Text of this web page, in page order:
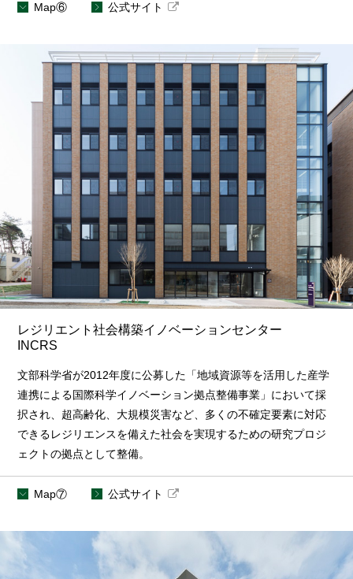
Map⑥ 公式サイト
レジリエント社会構築イノベーションセンター
INCRS
文部科学省が2012年度に公募した「地域資源等を活用した産学
連携による国際科学イノベーション拠点整備事業」において採
択され、超高齢化、大規模災害など、多くの不確定要素に対応
できるレジリエンスを備えた社会を実現するための研究プロジ
ェクトの拠点として整備。
Map⑦ 公式サイト